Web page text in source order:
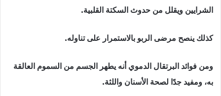
الشرايين ويقلل من حدوث السكتة القلبية.
كذلك ينصح مرضى الربو بالاستمرار على تناوله.
ومن فوائد البرتقال الدموي أنه يطهر الجسم من السموم العالقة
به، ومفيد جدًا لصحة الأسنان واللثة.